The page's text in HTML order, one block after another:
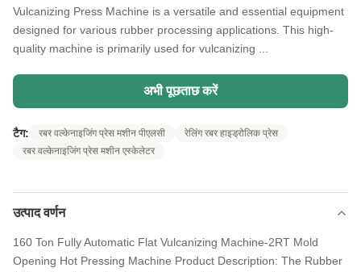
Vulcanizing Press Machine is a versatile and essential equipment
designed for various rubber processing applications. This high-
quality machine is primarily used for vulcanizing ...
अभी पूछताछ करें
टैग: रबर वल्केनाइजिंग प्रेस मशीन पीएलसी
रेलिंग रबर हाइड्रोलिक प्रेस
रबर वल्केनाइजिंग प्रेस मशीन एस्केलेटर
उत्पाद वर्णन
160 Ton Fully Automatic Flat Vulcanizing Machine-2RT Mold
Opening Hot Pressing Machine Product Description: The Rubber